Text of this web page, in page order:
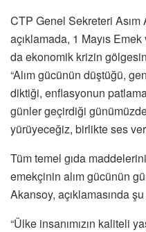
CTP Genel Sekreteri Asım
açıklamada, 1 Mayıs
da ekonomik krizin
“Alım gücünün düştüğü,
diktiği, enflasyonun
günler geçirdiği
yürüyeceğiz, birlikte ses
Tüm temel gıda
emekçinin alım gücünün
Akansoy, açıklamasında
“Ülke insanımızın kaliteli